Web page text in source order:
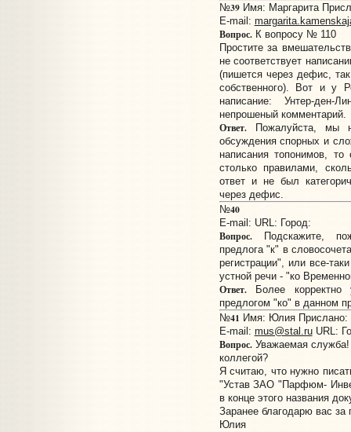
№39Имя: Маргарита
E-mail:
Вопрос.К вопросу № 110
Простите за
не соответствует
(пишется через дефис,
собственного). Вот и у
написание: Унтер-
непрошеный комментарий.
Ответ.Пожалуйста, мы
обсуждения спорных и
написания топонимов,
столько правилами,
ответ и не был
через дефис.
№40
E-mail: URL: Город:
Вопрос.Подскажите,
предлога "к" в
регистрации", или все-
устной речи - "ко
Ответ.Более корректно
предлогом "ко" в данном
№41 Имя: Юлия Прислано:
E-mail: mus@stal.ruURL:
Вопрос.Уважаемая служба!
коллегой?
Я считаю, что нужно
"Устав ЗАО "Парфюм-
в конце этого названия
Заранее благодарю вас
Юлия